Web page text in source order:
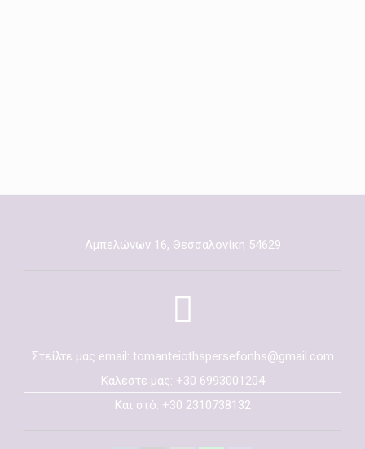
Αμπελώνων 16, Θεσσαλονίκη 54629
Στείλτε μας email: tomanteiothspersefonhs@gmail.com
Καλέστε μας: +30 6993001204
Και στό: +30 2310738132